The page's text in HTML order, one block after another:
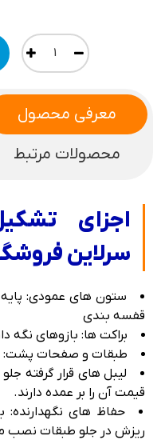
معرفی محصول
محصولات مرتبط
اجزای
سرلاین
ستون های عمودی:
قفسه بندی
براکت ها: بازوهای نگه
طبقات و صفحات پشت:
لیبل های قرار گرفته
قیمت آن را بر عمده دارند.
حفاظ های نگهدارنده:
ریزش در جلو طبقات نصب